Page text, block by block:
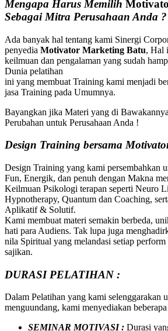
Mengapa Harus Memilih
Sebagai Mitra Perusahaan Anda ?
Ada banyak hal tentang kami Sinergi
penyedia Motivator Marketing Batu, Hal
keilmuan dan pengalaman yang sudah
Dunia pelatihan
ini yang membuat Training kami menjadi
jasa Training pada Umumnya.
Bayangkan jika Materi yang di
Perubahan untuk Perusahaan Anda !
Design Training bersama
Design Training yang kami persembahkan
Fun, Energik, dan penuh dengan Makna
Keilmuan Psikologi terapan seperti Neuro
Hypnotherapy, Quantum dan Coaching,
Aplikatif & Solutif.
Kami membuat materi semakin berbeda,
hati para Audiens. Tak lupa juga
nila Spiritual yang melandasi setiap
sajikan.
DURASI PELATIHAN :
Dalam Pelatihan yang kami selenggarakan
menguundang, kami menyediakan
SEMINAR MOTIVASI : Durasi